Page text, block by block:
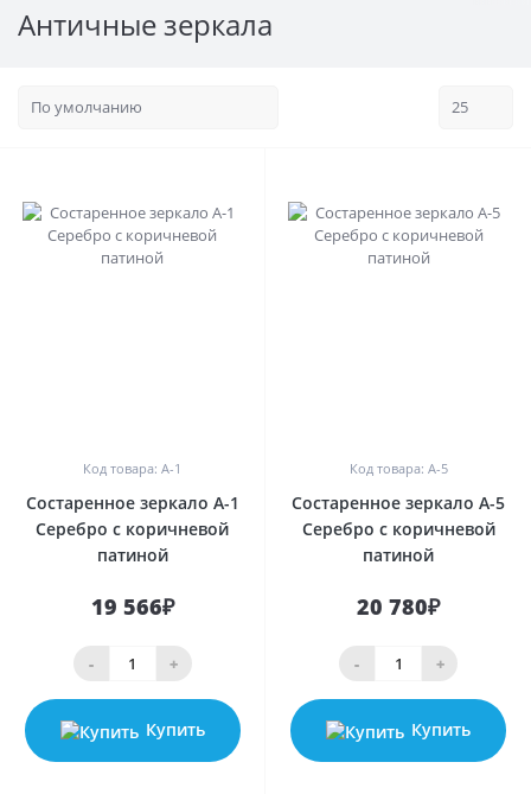
Античные зеркала
Код товара: A-1
Состаренное зеркало A-1
Серебро с коричневой
патиной
19 566₽
- +
Купить
Код товара: A-5
Состаренное зеркало A-5
Серебро с коричневой
патиной
20 780₽
- +
Купить